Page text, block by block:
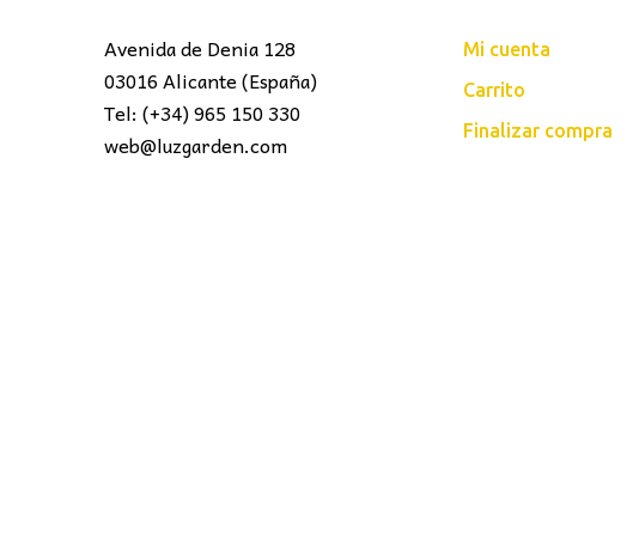
Avenida de Denia 128
03016 Alicante (España)
Tel: (+34) 965 150 330
web@luzgarden.com
Mi cuenta
Carrito
Finalizar compra